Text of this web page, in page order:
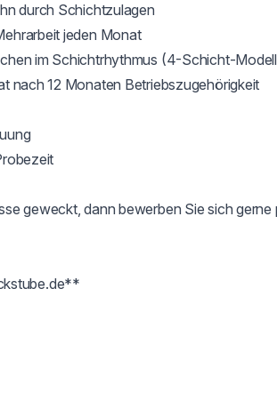
durch Schichtzulagen
jeden Monat
im Schichtrhythmus (4-Schicht-
nach 12 Monaten Betriebszugehörigkeit
geweckt, dann bewerben Sie sich gerne